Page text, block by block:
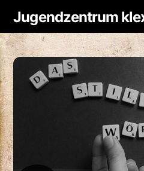
content
Jugendzentrum